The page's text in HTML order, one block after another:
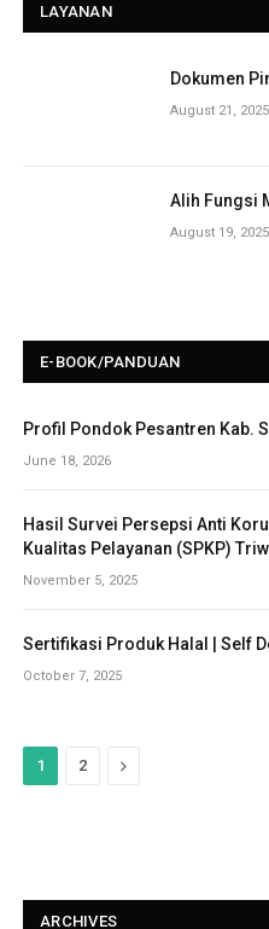
LAYANAN
Dokumen
August 21, 2025
Alih Fungsi
August 19, 2025
E-BOOK/PANDUAN
Profil Pondok Pesantren Kab.
June 18, 2026
Hasil Survei Persepsi Anti
Kualitas Pelayanan (SPKP)
November 5, 2025
Sertifikasi Produk Halal | Self
October 7, 2025
1 2
N
ARCHIVES